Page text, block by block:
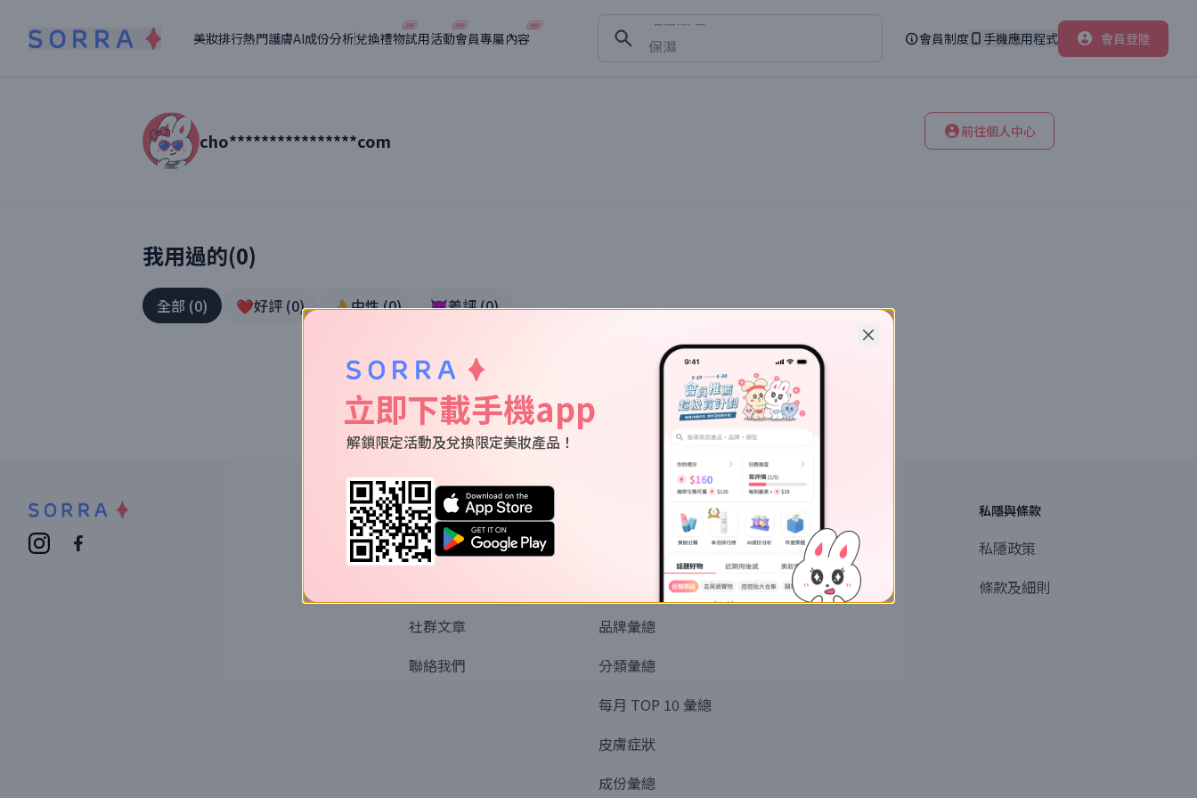
美妝排行熱門護膚AI成份分析兌換禮物試用活動會員專屬內容
保濕
會員制度 手機應用程式 會員登陸
讀者【cho****************com 】美妝真實體驗
cho****************com 前往個人中心
我用過的(0)
全部 (0) ❤️好評 (0) 👌中性(0) 👿差評(0)
關於我們
認識SORRA
社群文章
聯絡我們
品牌彙總
分類彙總
每月 TOP 10 彙總
皮膚症狀
成份彙總
探索
商業或媒體聯絡
產品提名
私隱與條款
私隱政策
條款及細則
立即下載手機app
解鎖限定活動及兌換限定美妝產品！